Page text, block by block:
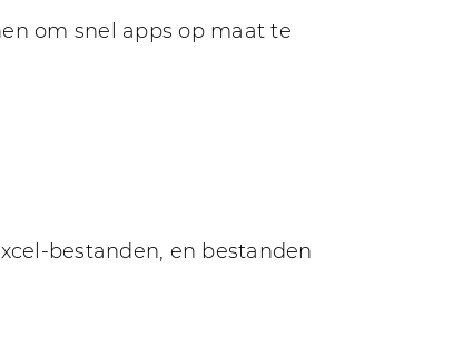
om snel apps op maat te
bestanden, en bestanden